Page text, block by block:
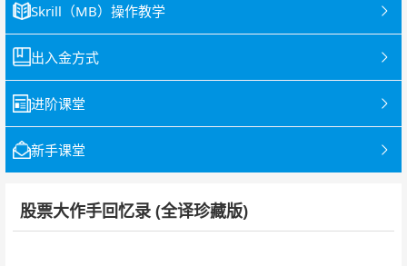
Skrill（MB）操作教学
出入金方式
进阶课堂
新手课堂
股票大作手回忆录 (全译珍藏版)